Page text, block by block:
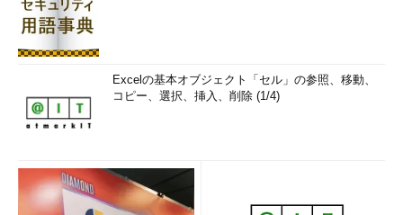
Excelの基本オブジェクト「セル」の参照、移動、
コピー、選択、挿入、削除 (1/4)